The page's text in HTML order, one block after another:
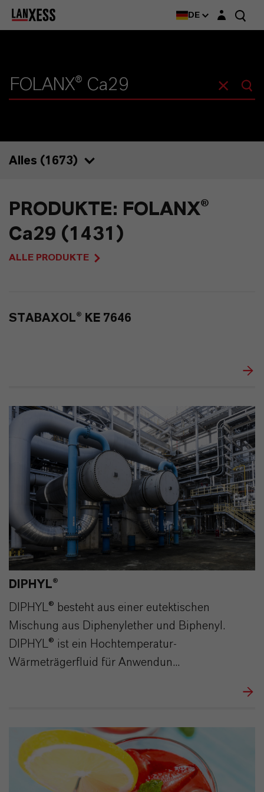
DE Login-Maske
Alles (1673)
1431
50
PRODUKTE: FOLANX®
Ca29 (1431)
ALLE PRODUKTE
STABAXOL® KE 7646
DIPHYL®
DIPHYL® besteht aus einer eutektischen
Mischung aus Diphenylether und Biphenyl.
DIPHYL® ist ein Hochtemperatur-
Wärmeträgerfluid für Anwendun...